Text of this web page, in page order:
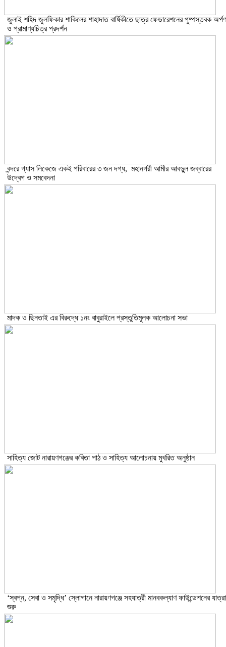
​জুলাই শহিদ জুলফিকার শাকিলের শাহাদাত বার্ষিকীতে ছাত্র ফেডারেশনের পুষ্পস্তবক অর্পণ
ও প্রামাণ্যচিত্র প্রদর্শন
বন্দরে গ্যাস লিকেজে একই পরিবারের ৩ জন দগ্ধ, মহানগরী আমীর আবদুুল জব্বারের
উদ্বেগ ও সমবেদনা
মাদক ও ছিনতাই এর বিরুদ্ধে ১নং বাবুরাইলে প্রস্তুতিমূলক আলোচনা সভা
সাহিত্য জোট নারায়ণগঞ্জের কবিতা পাঠ ও সাহিত্য আলোচনায় মুখরিত অনুষ্ঠান
‘স্বপ্ন, সেবা ও সমৃদ্ধি’ স্লোগানে নারায়ণগঞ্জে সহযাত্রী মানবকল্যাণ ফাউন্ডেশনের যাত্রা
শুরু